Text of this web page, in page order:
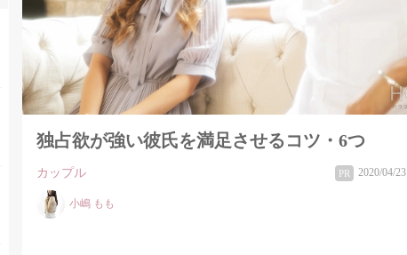
独占欲が強い彼氏を満足させるコツ・6つ
カップル PR 2020/04/23
小嶋 もも